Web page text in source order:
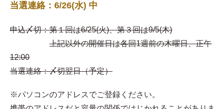
当選連絡：6/26(水) 中
申込〆切：第１回は6/25(火)、第３回は9/5(木)
上記以外の開催日は各回1週前の木曜日、正午
12:00
当選連絡：〆切翌日（予定）
※パソコンのアドレスでご登録ください。